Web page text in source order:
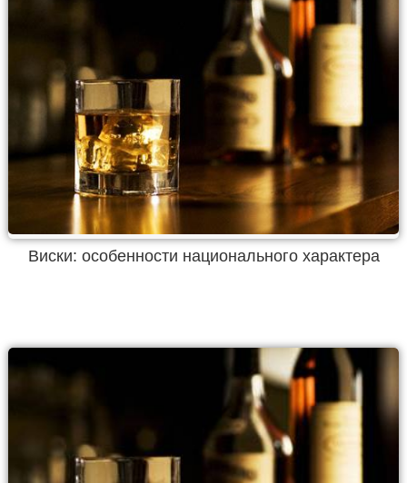
Виски: особенности национального характера